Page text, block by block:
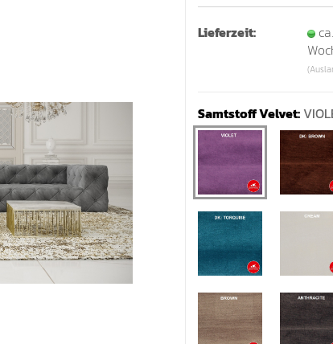
Passwort vergessen?
Lieferzeit:
Samtstoff Velvet: